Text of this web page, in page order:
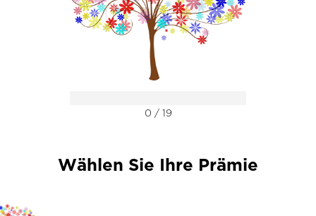
0 / 19
Wählen Sie Ihre Prämie